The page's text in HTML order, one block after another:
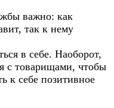
важно: как
так к нему
в себе. Наоборот,
с товарищами, чтобы
к себе позитивное